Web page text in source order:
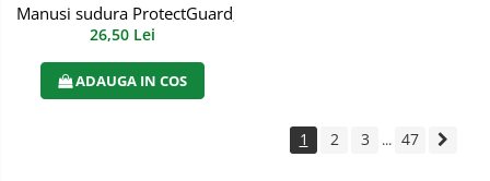
Manusi sudura ProtectGuard, cat. III, art. 3C50
26,50 Lei
ADAUGA IN COS
1 2 3 ... 47